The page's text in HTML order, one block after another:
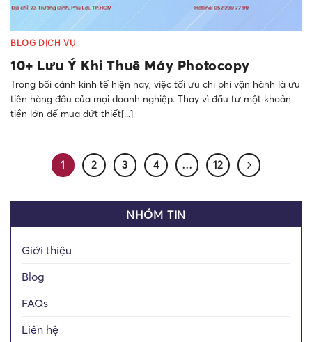
BLOG DỊCH VỤ
10+ Lưu Ý Khi Thuê Máy Photocopy
Trong bối cảnh kinh tế hiện nay, việc tối ưu chi phí vận hành là ưu
tiên hàng đầu của mọi doanh nghiệp. Thay vì đầu tư một khoản
tiền lớn để mua đứt thiết[...]
1 2 3 4 … 12
NHÓM TIN
Giới thiệu
Blog
FAQs
Liên hệ